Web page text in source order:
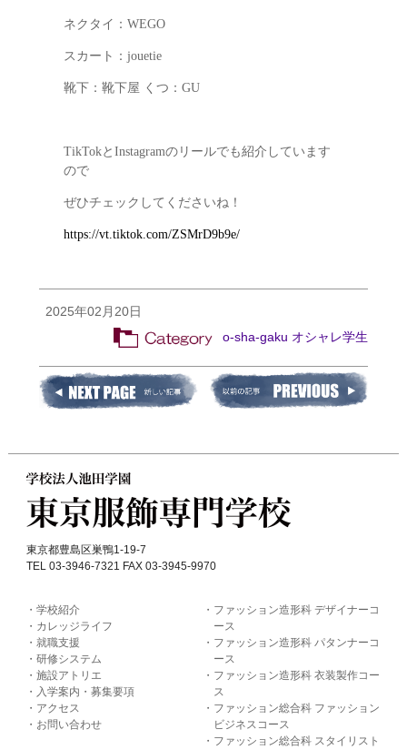
ネクタイ：WEGO
スカート：jouetie
靴下：靴下屋 くつ：GU
TikTokとInstagramのリールでも紹介しています
ので
ぜひチェックしてくださいね！
https://vt.tiktok.com/ZSMrD9b9e/
2025年02月20日
o-sha-gaku オシャレ学生
東京都豊島区巣鴨1-19-7
TEL 03-3946-7321 FAX 03-3945-9970
学校紹介
カレッジライフ
就職支援
研修システム
施設アトリエ
入学案内・募集要項
アクセス
お問い合わせ
ファッション造形科 デザイナーコ
ース
ファッション造形科 パタンナーコ
ース
ファッション造形科 衣装製作コー
ス
ファッション総合科 ファッション
ビジネスコース
ファッション総合科 スタイリスト